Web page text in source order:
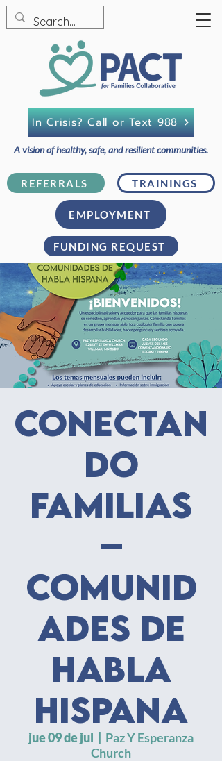
FUNDING REQUEST
REFERRALS TRAININGS
A vision of healthy, safe, and resilient communities.
In Crisis? Call or Text 988
EMPLOYMENT
Conectan
do
familias
–
Comunid
ades de
habla
hispana
jue 09 de jul
Paz Y Esperanza
Church